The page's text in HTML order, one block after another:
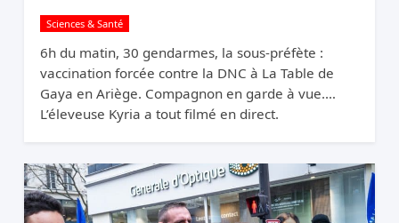
Sciences & Santé
6h du matin, 30 gendarmes, la sous-préfète :
vaccination forcée contre la DNC à La Table de
Gaya en Ariège. Compagnon en garde à vue.
L’éleveuse Kyria a tout filmé en direct.